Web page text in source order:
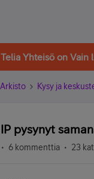
Telia Yhteisö on Vain
Arkisto Kysy ja
pysynyt
6 kommenttia 23